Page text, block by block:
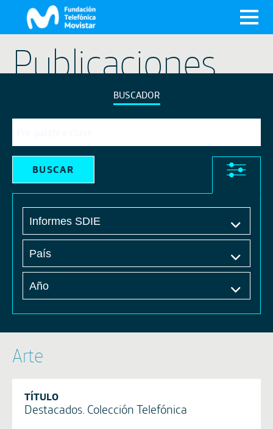
Publicaciones
BUSCADOR
Arte
TÍTULO
Destacados. Colección Telefónica